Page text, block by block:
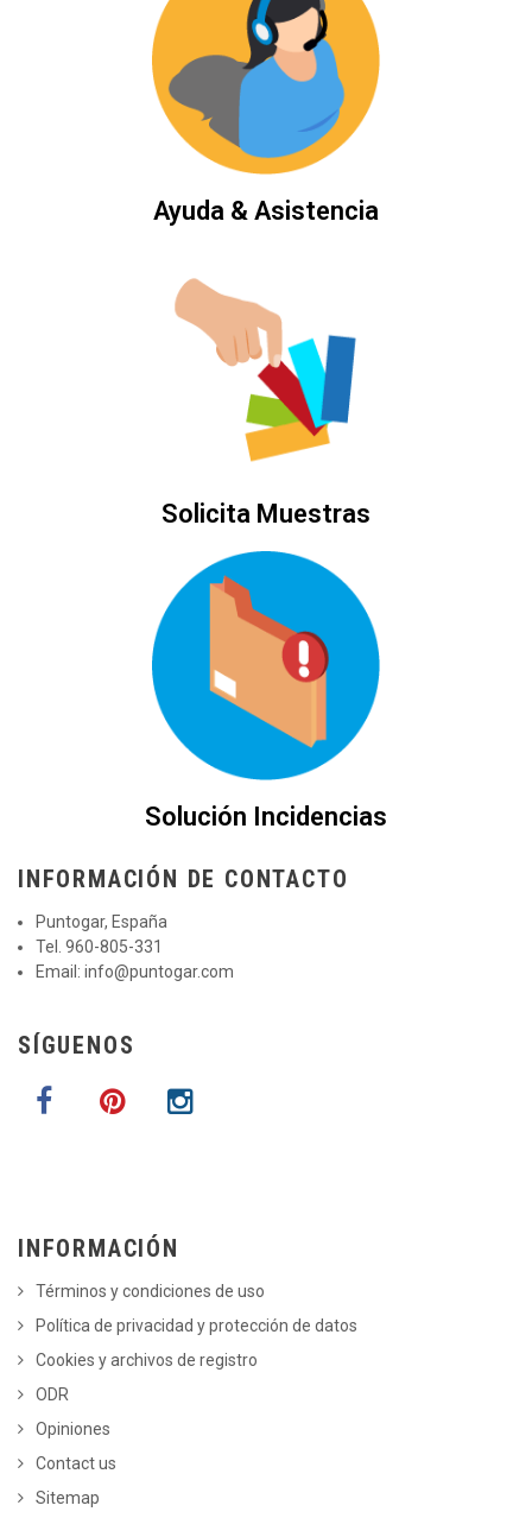
Ayuda & Asistencia
Solicita Muestras
Solución Incidencias
INFORMACIÓN DE CONTACTO
Puntogar, España
Tel. 960-805-331
Email: info@puntogar.com
SÍGUENOS
INFORMACIÓN
Términos y condiciones de uso
Política de privacidad y protección de datos
Cookies y archivos de registro
ODR
Opiniones
Contact us
Sitemap